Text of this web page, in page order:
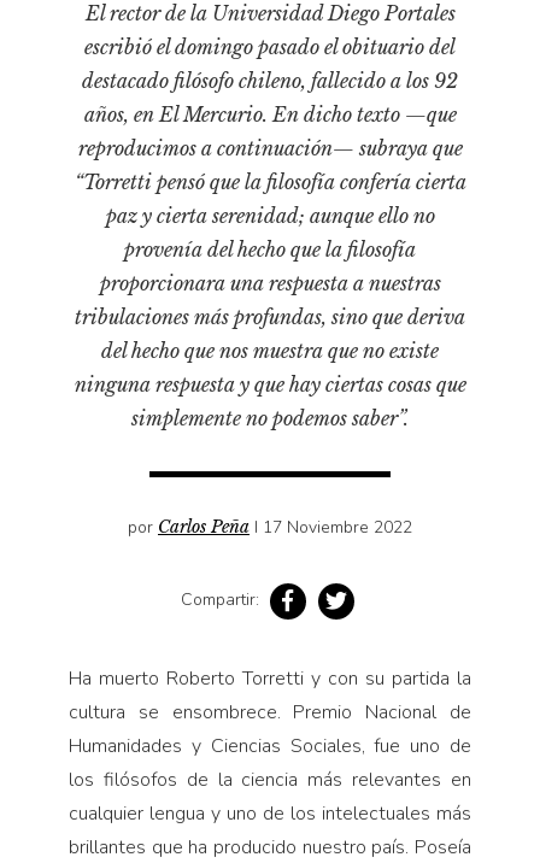
Medioambiente
Narrativas visuales
Pensamiento
Pensamiento ilustrado
Personaje
Personajes secundarios
Relecturas
Turismo accidental
Vidas paralelas
El rector de la Universidad Diego Portales
escribió el domingo pasado el obituario del
destacado filósofo chileno, fallecido a los 92
años, en El Mercurio. En dicho texto —que
reproducimos a continuación— subraya que
“Torretti pensó que la filosofía confería cierta
paz y cierta serenidad; aunque ello no
provenía del hecho que la filosofía
proporcionara una respuesta a nuestras
tribulaciones más profundas, sino que deriva
del hecho que nos muestra que no existe
ninguna respuesta y que hay ciertas cosas que
simplemente no podemos saber”.
por Carlos Peña I 17 Noviembre 2022
Compartir:
Ha muerto Roberto Torretti y con su partida la
cultura se ensombrece. Premio Nacional de
Humanidades y Ciencias Sociales, fue uno de
los filósofos de la ciencia más relevantes en
cualquier lengua y uno de los intelectuales más
brillantes que ha producido nuestro país. Poseía